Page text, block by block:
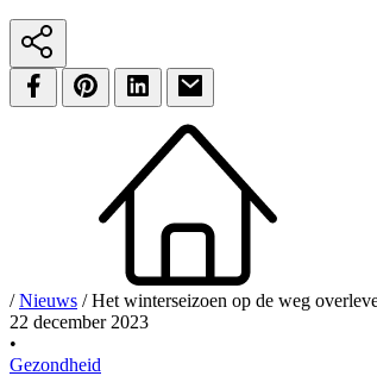
/Nieuws /Het winterseizoen op de weg
22 december 2023
•
Gezondheid